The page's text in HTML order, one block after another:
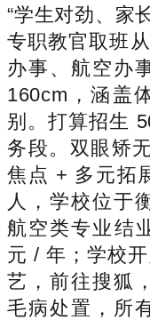
“学生对劲、家
专职教官取班
办事、航空办
160cm，涵盖
别。打算招生
务段。双眼矫
焦点 + 多元拓
人，学校位于
航空类专业结
元 / 年；学校
艺，前往搜狐
毛病处置，所